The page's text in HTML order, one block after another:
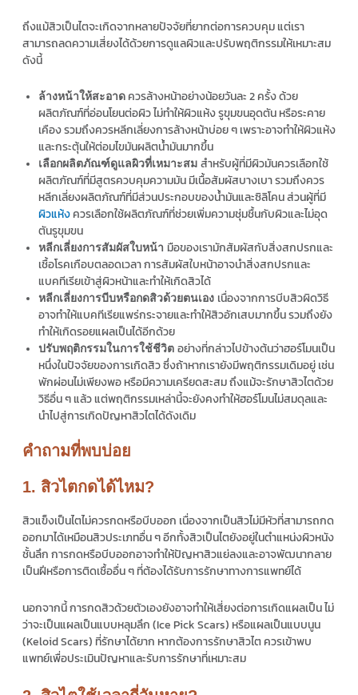
ถึงแม้สิวเป็นไตจะเกิดจากหลายปัจจัยที่ยากต่อการควบคุม แต่เรา
สามารถลดความเสี่ยงได้ด้วยการดูแลผิวและปรับพฤติกรรมให้เหมาะสม
ดังนี้
ล้างหน้าให้สะอาด ควรล้างหน้าอย่างน้อยวันละ 2 ครั้ง ด้วย
ผลิตภัณฑ์ที่อ่อนโยนต่อผิว ไม่ทำให้ผิวแห้ง รูขุมขนอุดตัน หรือระคาย
เคือง รวมถึงควรหลีกเลี่ยงการล้างหน้าบ่อย ๆ เพราะอาจทำให้ผิวแห้ง
และกระตุ้นให้ต่อมไขมันผลิตน้ำมันมากขึ้น
เลือกผลิตภัณฑ์ดูแลผิวที่เหมาะสม สำหรับผู้ที่มีผิวมันควรเลือกใช้
ผลิตภัณฑ์ที่มีสูตรควบคุมความมัน มีเนื้อสัมผัสบางเบา รวมถึงควร
หลีกเลี่ยงผลิตภัณฑ์ที่มีส่วนประกอบของน้ำมันและซิลิโคน ส่วนผู้ที่มี
ผิวแห้งควรเลือกใช้ผลิตภัณฑ์ที่ช่วยเพิ่มความชุ่มชื้นกับผิวและไม่อุด
ตันรูขุมขน
หลีกเลี่ยงการสัมผัสใบหน้า มือของเรามักสัมผัสกับสิ่งสกปรกและ
เชื้อโรคเกือบตลอดเวลา การสัมผัสใบหน้าอาจนำสิ่งสกปรกและ
แบคทีเรียเข้าสู่ผิวหน้าและทำให้เกิดสิวได้
หลีกเลี่ยงการบีบหรือกดสิวด้วยตนเอง เนื่องจากการบีบสิวผิดวิธี
อาจทำให้แบคทีเรียแพร่กระจายและทำให้สิวอักเสบมากขึ้น รวมถึงยัง
ทำให้เกิดรอยแผลเป็นได้อีกด้วย
ปรับพฤติกรรมในการใช้ชีวิต อย่างที่กล่าวไปข้างต้นว่าฮอร์โมนเป็น
หนึ่งในปัจจัยของการเกิดสิว ซึ่งถ้าหากเรายังมีพฤติกรรมเดิมอยู่ เช่น
พักผ่อนไม่เพียงพอ หรือมีความเครียดสะสม ถึงแม้จะรักษาสิวไตด้วย
วิธีอื่น ๆ แล้ว แต่พฤติกรรมเหล่านี้จะยังคงทำให้ฮอร์โมนไม่สมดุลและ
นำไปสู่การเกิดปัญหาสิวไตได้ดังเดิม
คำถามที่พบบ่อย
1. สิวไตกดได้ไหม?
สิวแข็งเป็นไตไม่ควรกดหรือบีบออก เนื่องจากเป็นสิวไม่มีหัวที่สามารถกด
ออกมาได้เหมือนสิวประเภทอื่น ๆ อีกทั้งสิวเป็นไตยังอยู่ในตำแหน่งผิวหนัง
ชั้นลึก การกดหรือบีบออกอาจทำให้ปัญหาสิวแย่ลงและอาจพัฒนากลาย
เป็นฝีหรือการติดเชื้ออื่น ๆ ที่ต้องได้รับการรักษาทางการแพทย์ได้
นอกจากนี้ การกดสิวด้วยตัวเองยังอาจทำให้เสี่ยงต่อการเกิดแผลเป็น ไม่
ว่าจะเป็นแผลเป็นแบบหลุมลึก (Ice Pick Scars) หรือแผลเป็นแบบนูน
(Keloid Scars) ที่รักษาได้ยาก หากต้องการรักษาสิวไต ควรเข้าพบ
แพทย์เพื่อประเมินปัญหาและรับการรักษาที่เหมาะสม